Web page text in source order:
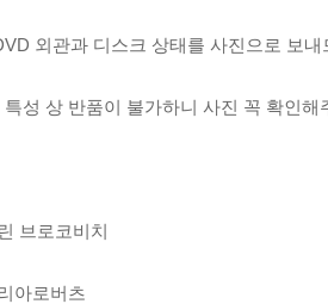
외관과 디스크 상태를 사진으로 보내
특성 상 반품이 불가하니 사진 꼭 확인
브로코비치
아로버츠